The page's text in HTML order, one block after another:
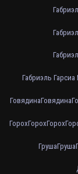
Габриэль
ГовядинаГовядина
ГорохГорохГорох
ГрушаГруша